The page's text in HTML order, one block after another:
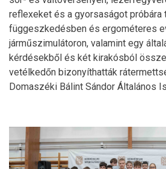
reflexeket és a gyorsaságot próbára
függeszkedésben és ergométeres
járműszimulátoron, valamint egy
kérdésekből és két kirakósból
vetélkedőn bizonyíthatták
Domaszéki Bálint Sándor Általános